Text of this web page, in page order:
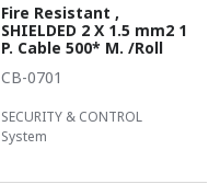
Fire Resistant ,
SHIELDED 2 X 1.5 mm2 1
P. Cable 500* M. /Roll
CB-0701
SECURITY & CONTROL
System